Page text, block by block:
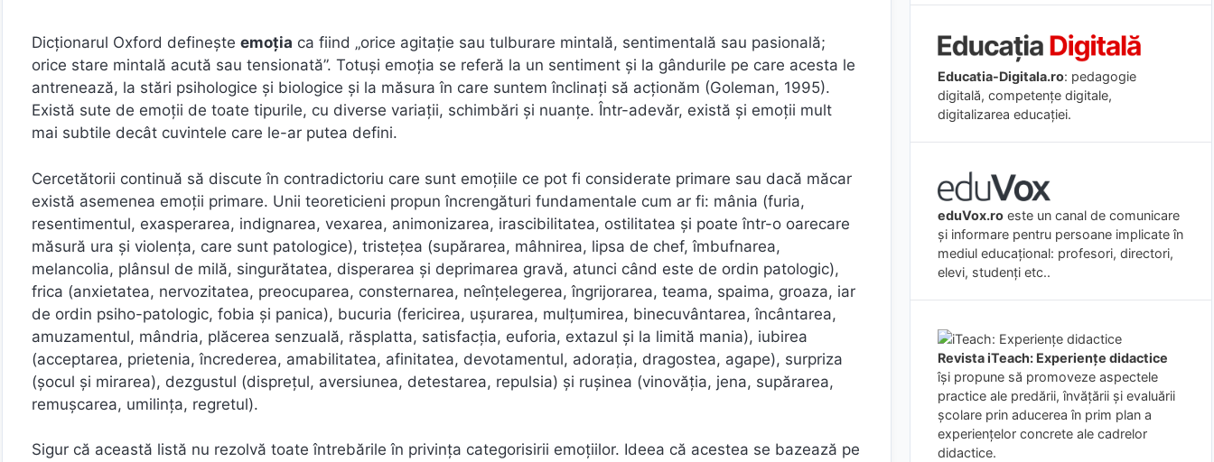
Dicționarul Oxford definește emoția ca fiind „orice agitație sau tulburare mintală, sentimentală sau pasională;
orice stare mintală acută sau tensionată”. Totuși emoția se referă la un sentiment și la gândurile pe care acesta le
antrenează, la stări psihologice și biologice și la măsura în care suntem înclinați să acționăm (Goleman, 1995).
Există sute de emoții de toate tipurile, cu diverse variații, schimbări și nuanțe. Într-adevăr, există și emoții mult
mai subtile decât cuvintele care le-ar putea defini.
Cercetătorii continuă să discute în contradictoriu care sunt emoțiile ce pot fi considerate primare sau dacă măcar
există asemenea emoții primare. Unii teoreticieni propun încrengături fundamentale cum ar fi: mânia (furia,
resentimentul, exasperarea, indignarea, vexarea, animonizarea, irascibilitatea, ostilitatea și poate într-o oarecare
măsură ura și violența, care sunt patologice), tristețea (supărarea, mâhnirea, lipsa de chef, îmbufnarea,
melancolia, plânsul de milă, singurătatea, disperarea și deprimarea gravă, atunci când este de ordin patologic),
frica (anxietatea, nervozitatea, preocuparea, consternarea, neînțelegerea, îngrijorarea, teama, spaima, groaza, iar
de ordin psiho-patologic, fobia și panica), bucuria (fericirea, ușurarea, mulțumirea, binecuvântarea, încântarea,
amuzamentul, mândria, plăcerea senzuală, răsplatta, satisfacția, euforia, extazul și la limită mania), iubirea
(acceptarea, prietenia, încrederea, amabilitatea, afinitatea, devotamentul, adorația, dragostea, agape), surpriza
(șocul și mirarea), dezgustul (disprețul, aversiunea, detestarea, repulsia) și rușinea (vinovăția, jena, supărarea,
remușcarea, umilința, regretul).
Sigur că această listă nu rezolvă toate întrebările în privința categorisirii emoțiilor. Ideea că acestea se bazează pe
Educatia-Digitala.ro: pedagogie
digitală, competențe digitale,
digitalizarea educației.
eduVox.ro este un canal de comunicare
și informare pentru persoane implicate în
mediul educațional: profesori, directori,
elevi, studenți etc..
Revista iTeach: Experienţe didactice
îşi propune să promoveze aspectele
practice ale predării, învăţării şi evaluării
şcolare prin aducerea în prim plan a
experienţelor concrete ale cadrelor
didactice.